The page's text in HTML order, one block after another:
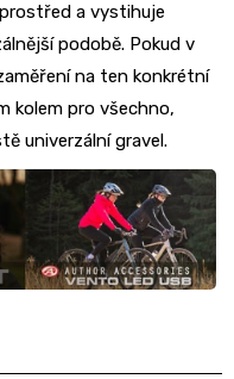
a vystihuje
podobě. Pokud v
na ten konkrétní
kolem pro všechno,
univerzální gravel.